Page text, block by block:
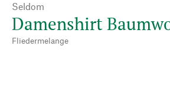
Seldom
Damenshirt
Fliedermelange